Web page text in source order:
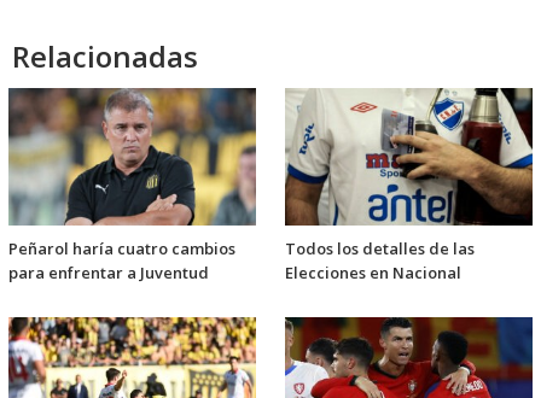
Relacionadas
Peñarol haría cuatro cambios
para enfrentar a Juventud
Todos los detalles de las
Elecciones en Nacional